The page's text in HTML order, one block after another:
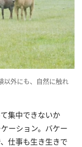
以外にも、自然に触れ
集中できないか
ーション。バケー
仕事も生き生きで